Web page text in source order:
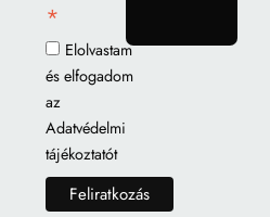
*
Elolvastam
és elfogadom
az
Adatvédelmi
tájékoztatót